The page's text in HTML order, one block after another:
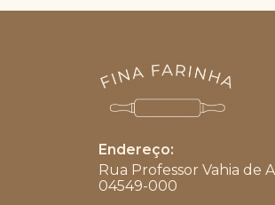
Endereço:
Rua Professor Vahia de
04549-000